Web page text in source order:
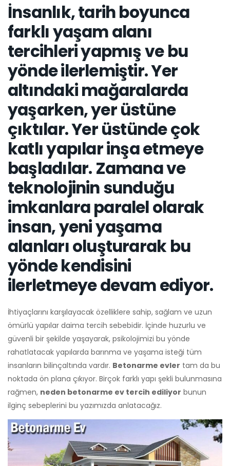
İnsanlık, tarih boyunca
farklı yaşam alanı
tercihleri yapmış ve bu
yönde ilerlemiştir. Yer
altındaki mağaralarda
yaşarken, yer üstüne
çıktılar. Yer üstünde çok
katlı yapılar inşa etmeye
başladılar. Zamana ve
teknolojinin sunduğu
imkanlara paralel olarak
insan, yeni yaşama
alanları oluşturarak bu
yönde kendisini
ilerletmeye devam ediyor.
İhtiyaçlarını karşılayacak özelliklere sahip, sağlam ve uzun
ömürlü yapılar daima tercih sebebidir. İçinde huzurlu ve
güvenli bir şekilde yaşayarak, psikolojimizi bu yönde
rahatlatacak yapılarda barınma ve yaşama isteği tüm
insanların bilinçaltında vardır. Betonarme evler tam da bu
noktada ön plana çıkıyor. Birçok farklı yapı şekli bulunmasına
rağmen, neden betonarme ev tercih ediliyor bunun
ilginç sebeplerini bu yazımızda anlatacağız.